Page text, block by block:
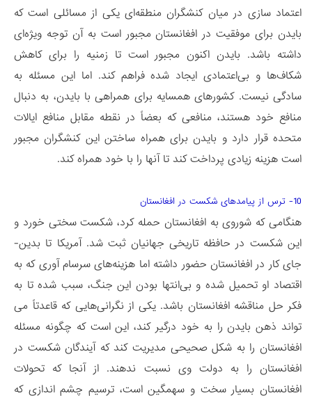
اعتماد سازی در میان کنشگران منطقه­‌ای یکی از مسائلی است که
بایدن برای موفقیت در افغانستان مجبور است به آن توجه ویژه‌­ای
داشته باشد. بایدن اکنون مجبور است تا زمنیه را برای کاهش
شکاف‌ها و بی‌اعتمادی ایجاد شده فراهم کند. اما این مسئله به
سادگی نیست. کشورهای همسایه برای همراهی با بایدن، به دنبال
منافع خود هستند، منافعی که بعضاً در نقطه مقابل منافع ایالات
متحده قرار دارد و بایدن برای همراه ساختن این کنشگران مجبور
است هزینه زیادی پرداخت کند تا آنها را با خود همراه کند.
10- ترس از پیامدهای شکست در افغانستان
هنگامی که شوروی به افغانستان حمله کرد، شکست سختی خورد و
این شکست در حافظه تاریخی جهانیان ثبت شد. آمریکا تا بدین­
جای کار در افغانستان حضور داشته اما هزینه‌­های سرسام ­آوری که به
اقتصاد او تحمیل شده و بی­‌انتها بودن این جنگ، سبب شده تا به
فکر حل مناقشه افغانستان باشد. یکی از نگرانی­‌هایی که قاعدتاً می­‌
تواند ذهن بایدن را به خود درگیر کند، این است که چگونه مسئله
افغانستان را به شکل صحیحی مدیریت کند که آیندگان شکست در
افغانستان را به دولت وی نسبت ندهند. از آنجا که تحولات
افغانستان بسیار سخت و سهمگین است، ترسیم چشم ­اندازی که